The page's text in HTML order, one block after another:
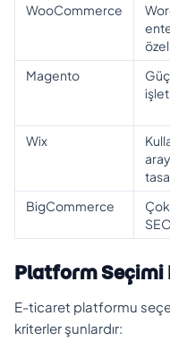
WooCommerce
Magento
Wix
BigCommerce
Platform
E-ticaret platformu
kriterler şunlardır: